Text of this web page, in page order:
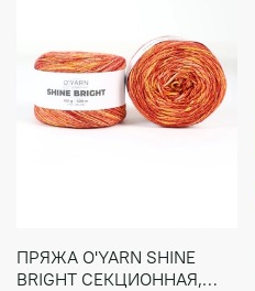
ПРЯЖА O'YARN SHINE
BRIGHT СЕКЦИОННАЯ,